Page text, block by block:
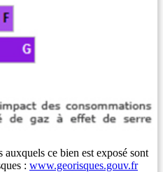
ce bien est exposé sont
: www.georisques.gouv.fr